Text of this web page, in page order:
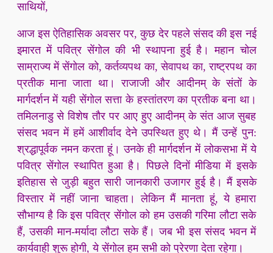
साथियों,
आज इस ऐतिहासिक अवसर पर, कुछ देर पहले संसद की इस नई
इमारत में पवित्र सेंगोल की भी स्थापना हुई है। महान चोल
साम्राज्य में सेंगोल को, कर्तव्यपथ का, सेवापथ का, राष्ट्रपथ का
प्रतीक माना जाता था। राजाजी और आदीनम् के संतों के
मार्गदर्शन में यही सेंगोल सत्ता के हस्तांतरण का प्रतीक बना था।
तमिलनाडु से विशेष तौर पर आए हुए आदीनम् के संत आज सुबह
संसद भवन में हमें आशीर्वाद देने उपस्थित हुए थे। मैं उन्हें पुन:
श्रद्धापूर्वक नमन करता हूं। उनके ही मार्गदर्शन में लोकसभा में ये
पवित्र सेंगोल स्थापित हुआ है। पिछले दिनों मीडिया में इसके
इतिहास से जुड़ी बहुत सारी जानकारी उजागर हुई है। मैं इसके
विस्तार में नहीं जाना चाहता। लेकिन मैं मानता हूं, ये हमारा
सौभाग्य है कि इस पवित्र सेंगोल को हम उसकी गरिमा लौटा सके
हैं, उसकी मान-मर्यादा लौटा सके हैं। जब भी इस संसद भवन में
कार्यवाही शुरू होगी, ये सेंगोल हम सभी को प्रेरणा देता रहेगा।